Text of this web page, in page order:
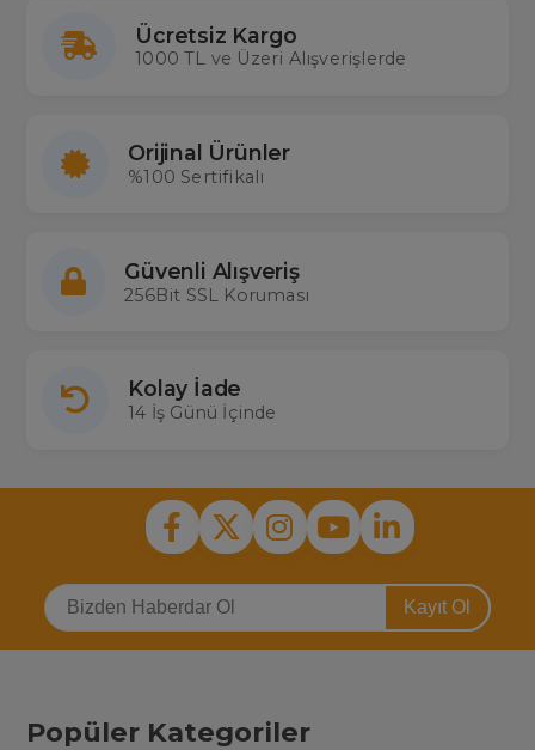
Ücretsiz Kargo
1000 TL ve Üzeri Alışverişlerde
Orijinal Ürünler
%100 Sertifikalı
Güvenli Alışveriş
256Bit SSL Koruması
Kolay İade
14 İş Günü İçinde
Kayıt Ol
Popüler Kategoriler